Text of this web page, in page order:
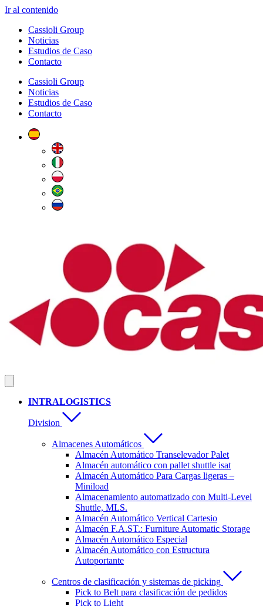
Ir al contenido
Cassioli Group
Noticias
Estudios de Caso
Contacto
Cassioli Group
Noticias
Estudios de Caso
Contacto
INTRALOGISTICS
Division
Almacenes Automáticos
Almacén Automático Transelevador Palet
Almacén automático con pallet shuttle isat
Almacén Automático Para Cargas ligeras –
Miniload
Almacenamiento automatizado con Multi-Level
Shuttle, MLS.
Almacén Automático Vertical Cartesio
Almacén F.A.ST.: Furniture Automatic Storage
Almacén Automático Especial
Almacén Automático con Estructura
Autoportante
Centros de clasificación y sistemas de picking
Pick to Belt para clasificación de pedidos
Pick to Light